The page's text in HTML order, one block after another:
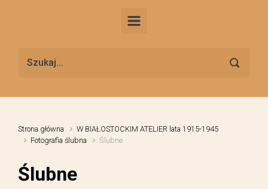
Strona główna
W BIAŁOSTOCKIM ATELIER lata 1915-1945
Fotografia ślubna
Ślubne
Ślubne